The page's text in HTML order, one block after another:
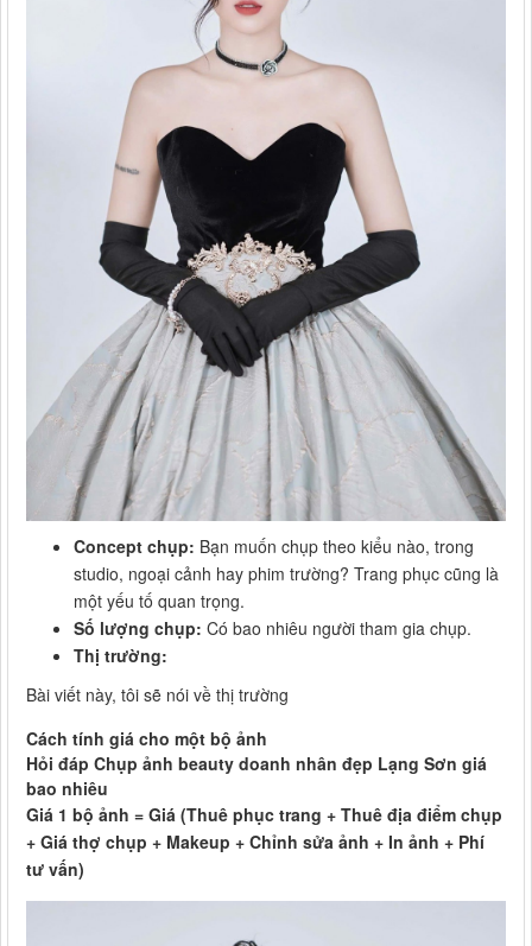
Concept chụp: Bạn muốn chụp theo kiểu nào, trong
studio, ngoại cảnh hay phim trường? Trang phục cũng là
một yếu tố quan trọng.
Số lượng chụp: Có bao nhiêu người tham gia chụp.
Thị trường:
Bài viết này, tôi sẽ nói về thị trường
Cách tính giá cho một bộ ảnh
Hỏi đáp Chụp ảnh beauty doanh nhân đẹp Lạng Sơn giá
bao nhiêu
Giá 1 bộ ảnh = Giá (Thuê phục trang + Thuê địa điểm chụp
+ Giá thợ chụp + Makeup + Chỉnh sửa ảnh + In ảnh + Phí
tư vấn)